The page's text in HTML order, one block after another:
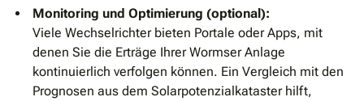
Monitoring und Optimierung (optional):
Viele Wechselrichter bieten Portale oder Apps, mit
denen Sie die Erträge Ihrer Wormser Anlage
kontinuierlich verfolgen können. Ein Vergleich mit den
Prognosen aus dem Solarpotenzialkataster hilft,